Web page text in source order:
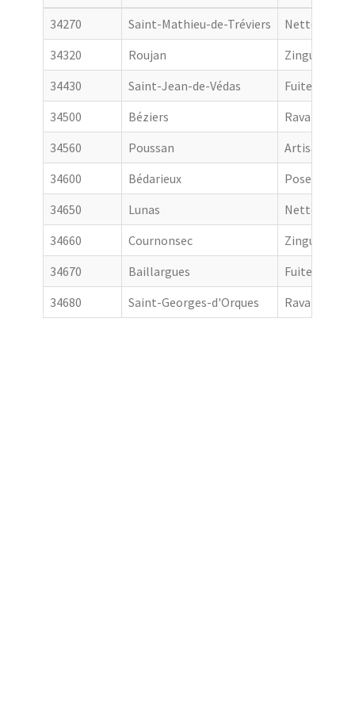
34270
Saint-Mathieu-de-Tréviers
Nettoyage
34320
Roujan
Zingueur
34430
Saint-Jean-de-Védas
Fuite toiture
34500
Béziers
Ravalement
34560
Poussan
Artisan
34600
Bédarieux
Pose de
34650
Lunas
Nettoyage
34660
Cournonsec
Zingueur
34670
Baillargues
Fuite toiture
34680
Saint-Georges-d'Orques Ravalement